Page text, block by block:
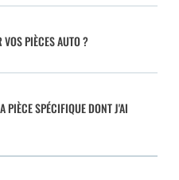
VOS PIÈCES AUTO ?
PIÈCE SPÉCIFIQUE DONT J'AI